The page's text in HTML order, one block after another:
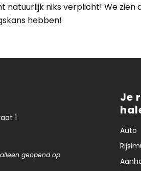
natuurlijk niks verplicht! We
hebben!
1
geopend op
Je
Auto